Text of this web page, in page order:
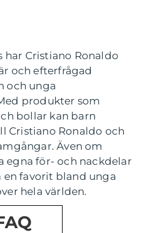
Cristiano Ronaldo
och efterfrågad
och unga
produkter som
bollar kan barn
Cristiano Ronaldo och
Även om
egna för- och nackdelar
favorit bland unga
hela världen.